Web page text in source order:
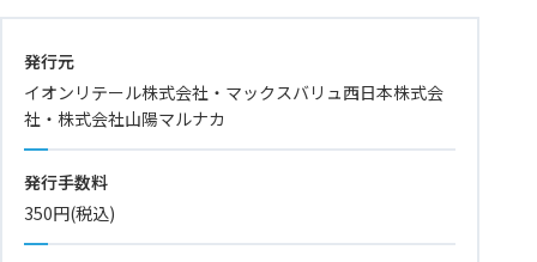
発行元
イオンリテール株式会社・マックスバリュ西日本株式会
社・株式会社山陽マルナカ
発行手数料
350円(税込)